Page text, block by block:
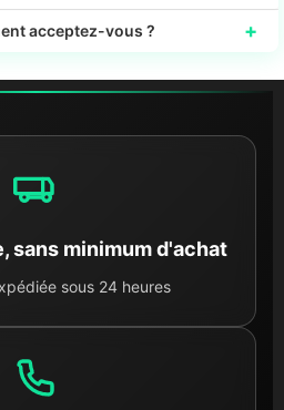
acceptez-vous ? +
sans minimum d'achat
sous 24 heures